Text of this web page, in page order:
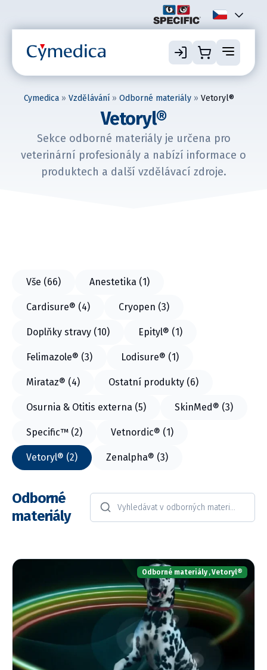
Cymedica » Vzdělávání » Odborné materiály » Vetoryl®
Vetoryl®
Sekce odborné materiály je určena pro
veterinární profesionály a nabízí informace o
produktech a další vzdělávací zdroje.
Vše (66) Anestetika (1)
Cardisure® (4) Cryopen (3)
Doplňky stravy (10) Epityl® (1)
Felimazole® (3) Lodisure® (1)
Mirataz® (4) Ostatní produkty (6)
Osurnia & Otitis externa (5) SkinMed® (3)
Specific™ (2) Vetnordic® (1)
Vetoryl® (2) Zenalpha® (3)
Odborné
materiály
Odborné materiály
Odborné materiály
Odborné materiály ,Vetoryl®